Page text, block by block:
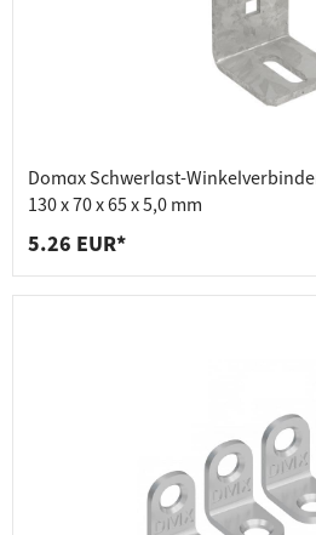
Domax Schwerlast-
130 x 70 x 65 x 5,0 mm
5.26 EUR*